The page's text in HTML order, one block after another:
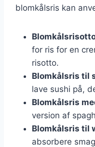
blomkålsris kan
for ris for en
risotto.
Blomkålsris til
lave sushi på,
Blomkålsris
version af
Blomkålsris til
absorbere